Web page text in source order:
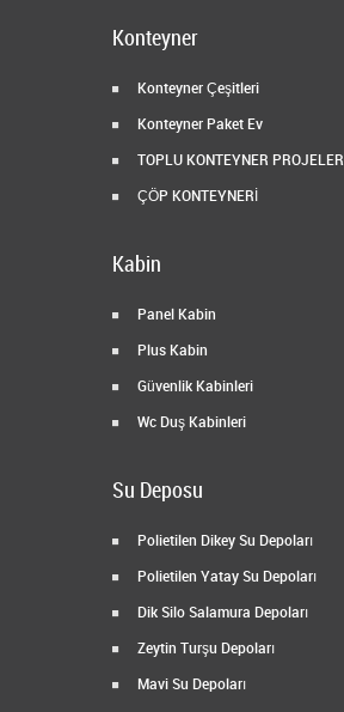
Konteyner
Konteyner Çeşitleri
Konteyner Paket Ev
TOPLU KONTEYNER PROJELERİ
ÇÖP KONTEYNERİ
Kabin
Panel Kabin
Plus Kabin
Güvenlik Kabinleri
Wc Duş Kabinleri
Su Deposu
Polietilen Dikey Su Depoları
Polietilen Yatay Su Depoları
Dik Silo Salamura Depoları
Zeytin Turşu Depoları
Mavi Su Depoları